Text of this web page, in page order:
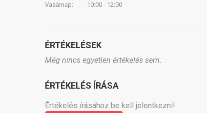
Vasárnap:
10:00 - 12:00
ÉRTÉKELÉSEK
Még nincs egyetlen értékelés sem.
ÉRTÉKELÉS ÍRÁSA
Értékelés írásához be kell jelentkezni!